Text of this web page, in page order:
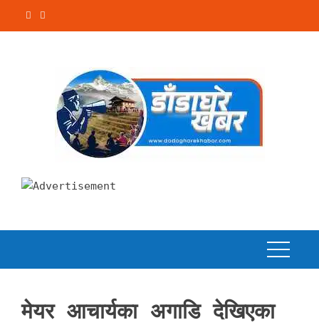
मेयर आचार्यका अगाडि देखिएका